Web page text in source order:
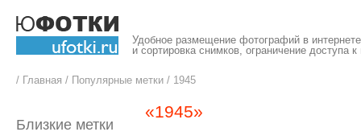
Удобное размещение фотографий в
и сортировка снимков, ограничение доступа
/ Главная / Популярные метки / 1945
Близкие метки
«1945»